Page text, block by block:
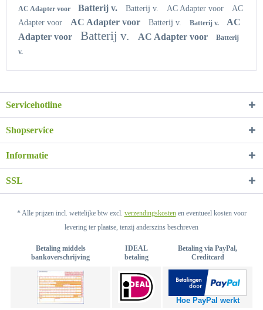
AC Adapter voor Batterij v. Batterij v. AC Adapter voor
AC
Adapter voor
AC Adapter voor Batterij v. Batterij v.
AC
Adapter voor
Batterij v. AC Adapter voor
Batterij
v.
Servicehotline
Shopservice
Informatie
SSL
* Alle prijzen incl. wettelijke btw excl. verzendingskostenen eventueel kosten voor
levering ter plaatse, tenzij anderszins beschreven
Betaling middels
bankoverschrijving
IDEAL
betaling
Betaling via PayPal,
Creditcard
Hoe PayPal werkt